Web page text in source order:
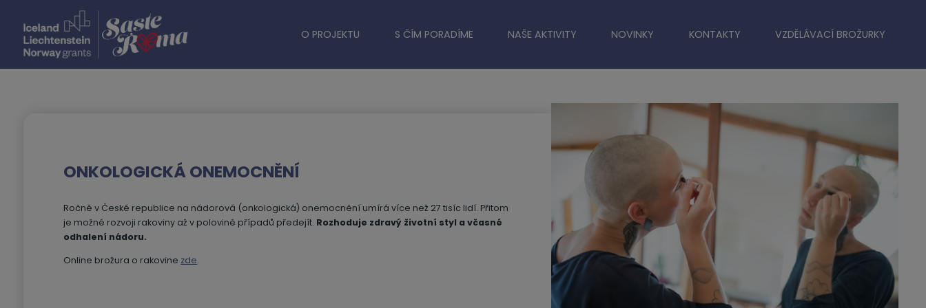
O PROJEKTU S ČÍM PORADÍME NAŠE AKTIVITY NOVINKY KONTAKTY VZDĚLÁVACÍ BROŽURKY
ONKOLOGICKÁ ONEMOCNĚNÍ
Ročně v České republice na nádorová (onkologická) onemocnění umírá více než 27 tisíc lidí. Přitom
je možné rozvoji rakoviny až v polovině případů předejít. Rozhoduje zdravý životní styl a včasné
odhalení nádoru.
Online brožura o rakovine zde.